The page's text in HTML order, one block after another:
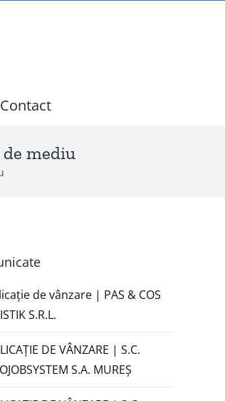
Contact
mediu
de vânzare | PAS & COS
S.R.L.
DE VÂNZARE | S.C.
S.A. MUREȘ